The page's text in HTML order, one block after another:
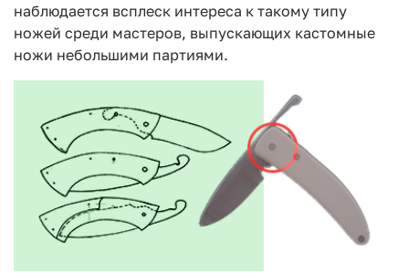
наблюдается всплеск интереса к такому типу
ножей среди мастеров, выпускающих кастомные
ножи небольшими партиями.